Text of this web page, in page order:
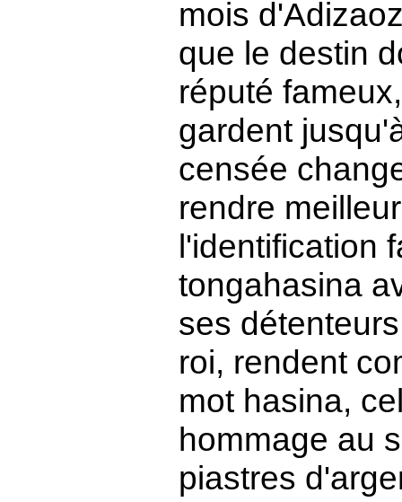
mois
que le destin
réputé
gardent
censée
rendre
l'identification
tongahasina
ses
roi, rendent
mot hasina,
hommage au
piastres